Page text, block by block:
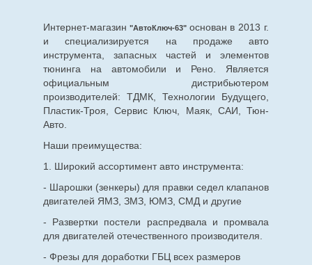
Интернет-магазин "АвтоКлюч-63" основан в 2013 г.
и специализируется на продаже авто
инструмента, запасных частей и элементов
тюнинга на автомобили и Рено. Является
официальным дистрибьютером
производителей: ТДМК, Технологии Будущего,
Пластик-Троя, Сервис Ключ, Маяк, САИ, Тюн-
Авто.
Наши преимущества:
1. Широкий ассортимент авто инструмента:
- Шарошки (зенкеры) для правки седел клапанов
двигателей ЯМЗ, ЗМЗ, ЮМЗ, СМД и другие
- Развертки постели распредвала и промвала
для двигателей отечественного производителя.
- Фрезы для доработки ГБЦ всех размеров